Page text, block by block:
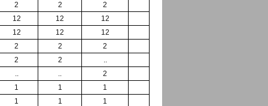
2
2
2
12
12
12
12
12
12
2
2
2
2
2
..
..
..
2
1
1
1
1
1 1